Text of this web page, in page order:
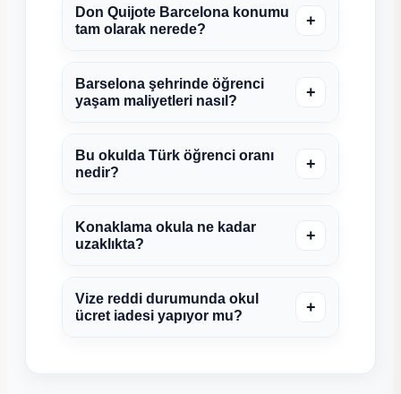
Don Quijote Barcelona konumu
tam olarak nerede?
+
Barselona şehrinde öğrenci
yaşam maliyetleri nasıl?
+
Bu okulda Türk öğrenci oranı
nedir?
+
Konaklama okula ne kadar
uzaklıkta?
+
Vize reddi durumunda okul
ücret iadesi yapıyor mu?
+